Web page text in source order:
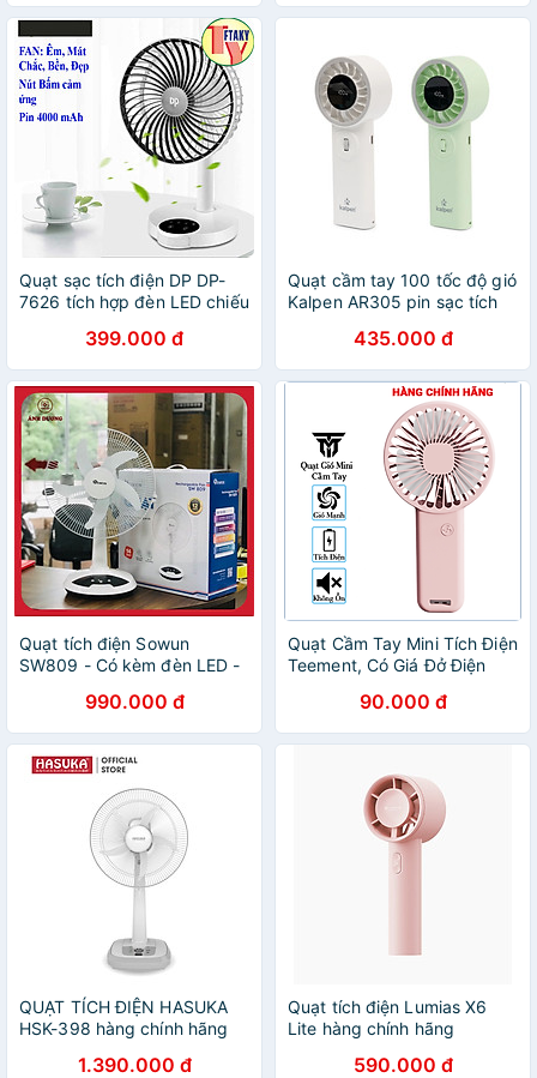
Quạt sạc tích điện DP DP-
7626 tích hợp đèn LED chiếu
mạnh với nút bấm cảm ứng
HÀNG CHÍNH HÃNG
399.000 đ
Quạt cầm tay 100 tốc độ gió
Kalpen AR305 pin sạc tích
435.000 đ
Quạt tích điện Sowun
SW809 - Có kèm đèn LED -
990.000 đ
Quạt Cầm Tay Mini Tích Điện
Teement, Có Giá Đở Điện
Lợi - Hàng Chính Hãng
90.000 đ
QUẠT TÍCH ĐIỆN HASUKA
HSK-398 hàng chính hãng
1.390.000 đ
Quạt tích điện Lumias X6
Lite hàng chính hãng
590.000 đ